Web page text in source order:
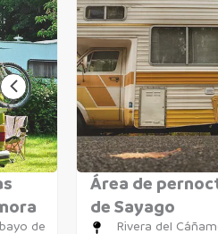
de
Área de
de Sayago
Rivera del